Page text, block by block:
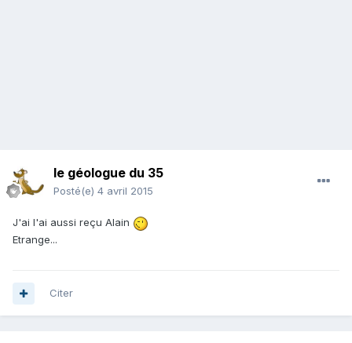
le géologue du 35
Posté(e) 4 avril 2015
J'ai l'ai aussi reçu Alain
Etrange...
Citer